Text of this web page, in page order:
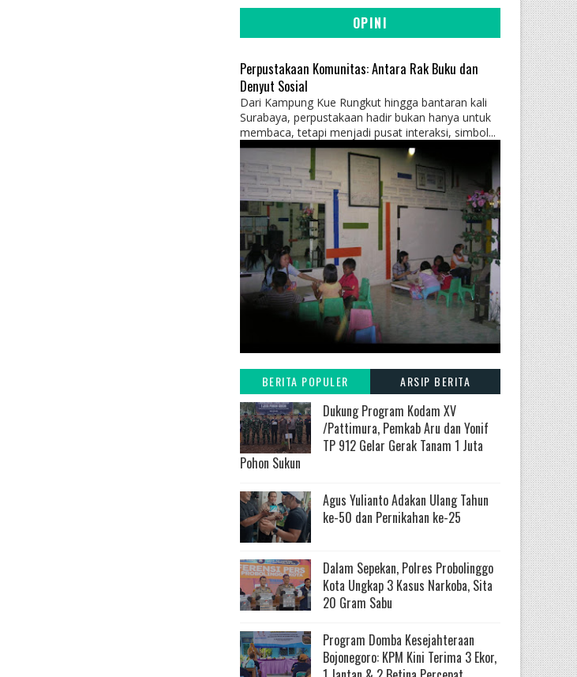
OPINI
Perpustakaan Komunitas: Antara Rak Buku dan
Denyut Sosial
Dari Kampung Kue Rungkut hingga bantaran kali
Surabaya, perpustakaan hadir bukan hanya untuk
membaca, tetapi menjadi pusat interaksi, simbol...
BERITA POPULER ARSIP BERITA
Dukung Program Kodam XV
/Pattimura, Pemkab Aru dan Yonif
TP 912 Gelar Gerak Tanam 1 Juta
Pohon Sukun
Agus Yulianto Adakan Ulang Tahun
ke-50 dan Pernikahan ke-25
Dalam Sepekan, Polres Probolinggo
Kota Ungkap 3 Kasus Narkoba, Sita
20 Gram Sabu
Program Domba Kesejahteraan
Bojonegoro: KPM Kini Terima 3 Ekor,